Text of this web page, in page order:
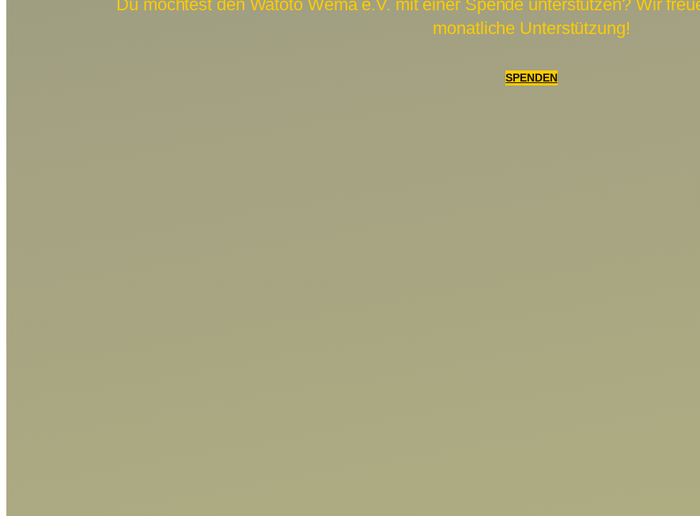
Du möchtest den Watoto Wema e.V. mit einer Spende unterstützen? Wir
monatliche Unterstützung!
SPENDEN